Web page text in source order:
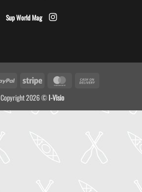
Sup World Mag
PayPal Stripe MasterCard
Copyright 2026 ©I-Visio